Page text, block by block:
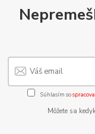
Súhlasím so
Môžete sa